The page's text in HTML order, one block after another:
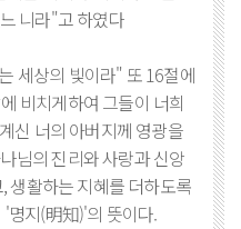
니라"고 하였다
세상의 빛이라" 또 16절에
비치게하여 그들이 너희
신 너의 아버지께 영광을
님의 진리와 사랑과 신앙
생활하는 지혜를 더하도록
명지(明知)'의 뜻이다.